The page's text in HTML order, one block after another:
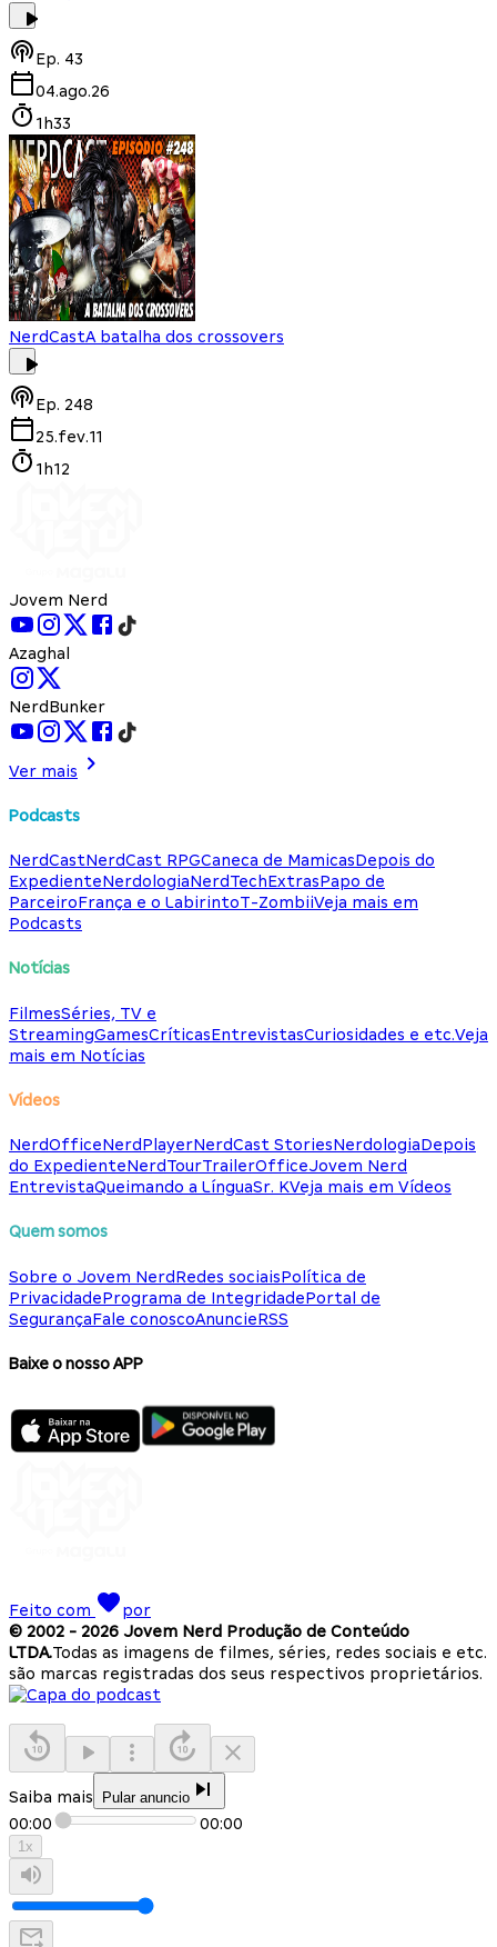
Ep. 43
04.ago.26
1h33
NerdCastA batalha dos crossovers
Ep. 248
25.fev.11
1h12
Jovem Nerd
Azaghal
NerdBunker
Ver mais
Podcasts
NerdCastNerdCast RPGCaneca de MamicasDepois do
ExpedienteNerdologiaNerdTechExtrasPapo de
ParceiroFrança e o LabirintoT-ZombiiVeja mais em
Podcasts
Notícias
FilmesSéries, TV e
StreamingGamesCríticasEntrevistasCuriosidades e etc.Veja
mais em Notícias
Vídeos
NerdOfficeNerdPlayerNerdCast StoriesNerdologiaDepois
do ExpedienteNerdTourTrailerOfficeJovem Nerd
EntrevistaQueimando a LínguaSr. KVeja mais em Vídeos
Quem somos
Sobre o Jovem NerdRedes sociaisPolítica de
PrivacidadePrograma de IntegridadePortal de
SegurançaFale conoscoAnuncieRSS
Baixe o nosso APP
Feito com
por
© 2002 - 2026 Jovem Nerd Produção de Conteúdo
LTDA.Todas as imagens de filmes, séries, redes sociais e etc.
são marcas registradas dos seus respectivos proprietários.
Saiba mais Pular anuncio
00:00 00:00
1x